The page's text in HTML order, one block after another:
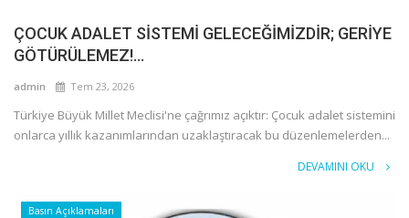
ÇOCUK ADALET SİSTEMİ GELECEĞİMİZDİR; GERİYE
GÖTÜRÜLEMEZ!...
admin Tem 23, 2026
Türkiye Büyük Millet Meclisi'ne çağrımız açıktır: Çocuk adalet sistemini
onlarca yıllık kazanımlarından uzaklaştıracak bu düzenlemelerden...
DEVAMINI OKU
Basın Açıklamaları